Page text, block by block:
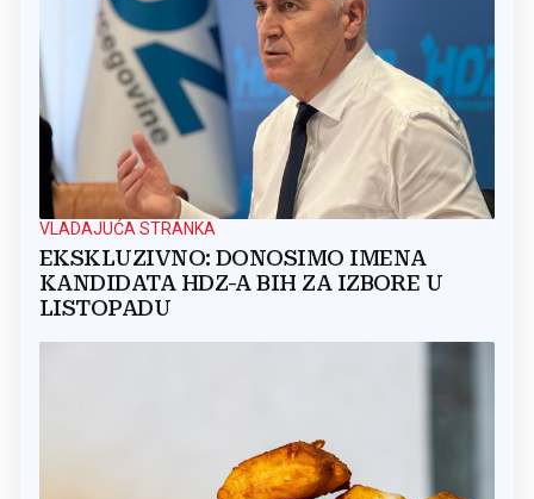
VLADAJUĆA STRANKA
EKSKLUZIVNO: DONOSIMO IMENA
KANDIDATA HDZ-A BIH ZA IZBORE U
LISTOPADU